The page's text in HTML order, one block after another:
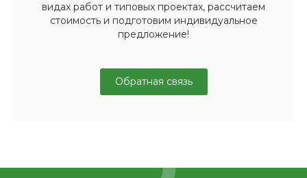
видах работ и типовых проектах, рассчитаем
стоимость и подготовим индивидуальное
предложение!
Обратная связь